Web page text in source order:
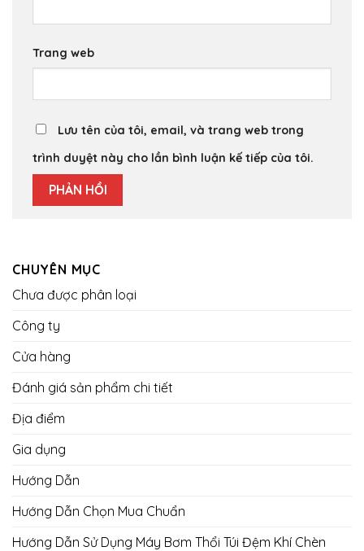
Trang web
Lưu tên của tôi, email, và trang web trong
trình duyệt này cho lần bình luận kế tiếp của tôi.
CHUYÊN MỤC
Chưa được phân loại
Công ty
Cửa hàng
Đánh giá sản phẩm chi tiết
Địa điểm
Gia dụng
Hướng Dẫn
Hướng Dẫn Chọn Mua Chuẩn
Hướng Dẫn Sử Dụng Máy Bơm Thổi Túi Đệm Khí Chèn